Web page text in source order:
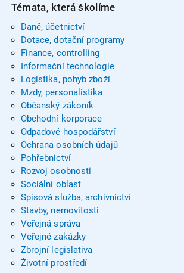
Témata, která školíme
Daně, účetnictví
Dotace, dotační programy
Finance, controlling
Informační technologie
Logistika, pohyb zboží
Mzdy, personalistika
Občanský zákoník
Obchodní korporace
Odpadové hospodářství
Ochrana osobních údajů
Pohřebnictví
Rozvoj osobnosti
Sociální oblast
Spisová služba, archivnictví
Stavby, nemovitosti
Veřejná správa
Veřejné zakázky
Zbrojní legislativa
Životní prostředí